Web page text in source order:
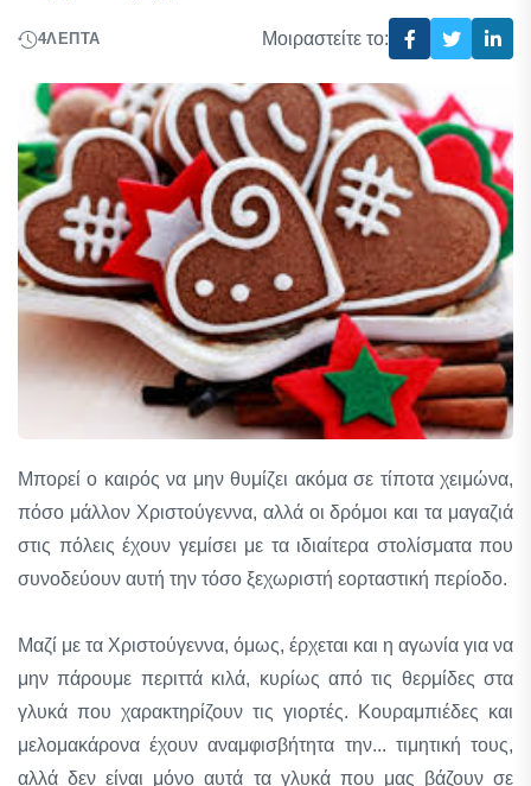
4ΛΕΠΤΆ Μοιραστείτε το:
Μπορεί ο καιρός να μην θυμίζει ακόμα σε τίποτα χειμώνα,
πόσο μάλλον Χριστούγεννα, αλλά οι δρόμοι και τα μαγαζιά
στις πόλεις έχουν γεμίσει με τα ιδιαίτερα στολίσματα που
συνοδεύουν αυτή την τόσο ξεχωριστή εορταστική περίοδο.
Μαζί με τα Χριστούγεννα, όμως, έρχεται και η αγωνία για να
μην πάρουμε περιττά κιλά, κυρίως από τις θερμίδες στα
γλυκά που χαρακτηρίζουν τις γιορτές. Κουραμπιέδες και
μελομακάρονα έχουν αναμφισβήτητα την... τιμητική τους,
αλλά δεν είναι μόνο αυτά τα γλυκά που μας βάζουν σε